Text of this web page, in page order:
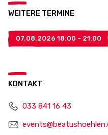
WEITERE TERMINE
07.08.2026 18:00 - 21:00
KONTAKT
033 841 16 43